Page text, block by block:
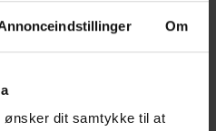
Om
ønsker dit samtykke til at